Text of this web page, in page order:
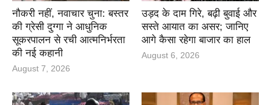
नौकरी नहीं, नवाचार चुना: बस्तर
की ग्रेसी दुग्गा ने आधुनिक
सूकरपालन से रची आत्मनिर्भरता
की नई कहानी
August 7, 2026
उड़द के दाम गिरे, बढ़ी बुवाई और
सस्ते आयात का असर; जानिए
आगे कैसा रहेगा बाजार का हाल
August 6, 2026